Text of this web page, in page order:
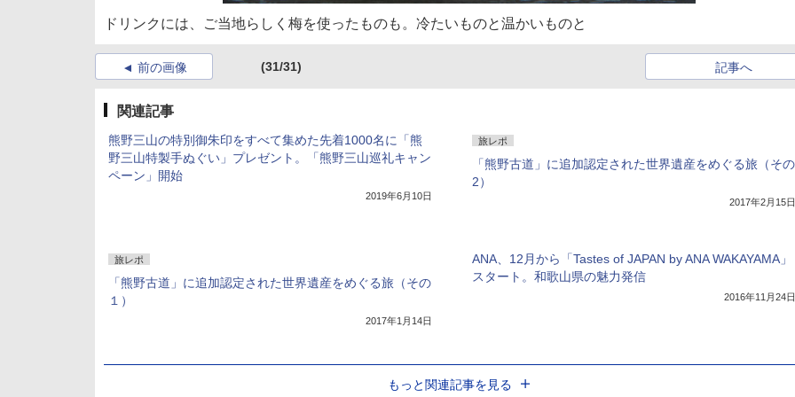
ドリンクには、ご当地らしく梅を使ったものも。冷たいものと温かいものと
前の画像 (31/31) 記事へ
関連記事
熊野三山の特別御朱印をすべて集めた先着1000名に「熊
野三山特製手ぬぐい」プレゼント。「熊野三山巡礼キャン
ペーン」開始
2019年6月10日
旅レポ
「熊野古道」に追加認定された世界遺産をめぐる旅（その
2）
2017年2月15日
旅レポ
「熊野古道」に追加認定された世界遺産をめぐる旅（その
１）
2017年1月14日
ANA、12月から「Tastes of JAPAN by ANA WAKAYAMA」
スタート。和歌山県の魅力発信
2016年11月24日
もっと関連記事を見る